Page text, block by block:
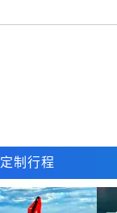
定制行程